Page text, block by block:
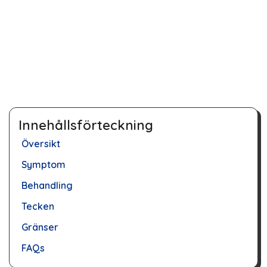
Innehållsförteckning
Översikt
Symptom
Behandling
Tecken
Gränser
FAQs